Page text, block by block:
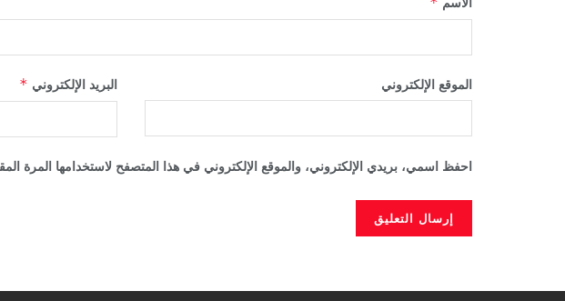
البريد الإلكتروني * الموقع الإلكتروني
احفظ اسمي، بريدي الإلكتروني، والموقع الإلكتروني في هذا المتصفح لاستخدامها المرة